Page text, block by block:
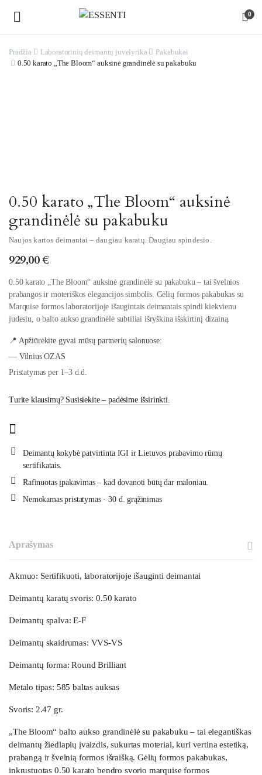
0
Pradžia Laboratorinių deimantų juvelyrika
Pakabukai
0.50 karato „The Bloom“ auksinė grandinėlė su pakabuku
0.50 karato „The Bloom“ auksinė
grandinėlė su pakabuku
Naujos kartos deimantai – daugiau karatų. Daugiau spindesio.
929,00€
0.50 karato „The Bloom“ auksinė grandinėlė su pakabuku – tai švelnios
prabangos ir moteriškos elegancijos simbolis. Gėlių formos pakabukas su
Marquise formos laboratorijoje išaugintais deimantais spindi kiekvienu
judesiu, o balto aukso grandinėlė subtiliai išryškina išskirtinį dizainą.
📍 Apžiūrėkite gyvai mūsų partnerių salonuose:
— Vilnius OZAS
Pristatymas per 1–3 d.d.
Turite klausimų? Susisiekite – padėsime išsirinkti.
Deimantų kokybė patvirtinta IGI ir Lietuvos prabavimo rūmų
sertifikatais.
Rafinuotas įpakavimas – kad dovanoti būtų dar maloniau.
Nemokamas pristatymas · 30 d. grąžinimas
Aprašymas
Akmuo: Sertifikuoti, laboratorijoje išauginti deimantai
Deimantų karatų svoris: 0.50 karato
Deimantų spalva: E-F
Deimantų skaidrumas: VVS-VS
Deimantų forma: Round Brilliant
Metalo tipas: 585 baltas auksas
Svoris: 2.47 gr.
„The Bloom“ balto aukso grandinėlė su pakabuku – tai elegantiškas
deimantų žiedlapių įvaizdis, sukurtas moteriai, kuri vertina estetiką,
prabangą ir švelnią formos išraišką. Gėlių formos pakabukas,
inkrustuotas 0.50 karato bendro svorio marquise formos